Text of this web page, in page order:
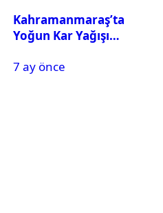
Kahramanmaraş’ta
Yoğun Kar Yağışı
Tatil
7 ay önce